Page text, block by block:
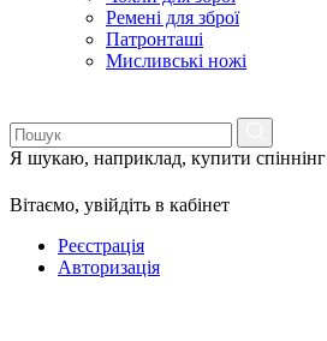
Ремені для зброї
Патронташі
Мисливські ножі
Я шукаю, наприклад, купити спіннінг
Вітаємо, увійдіть в кабінет
Реєстрація
Авторизація